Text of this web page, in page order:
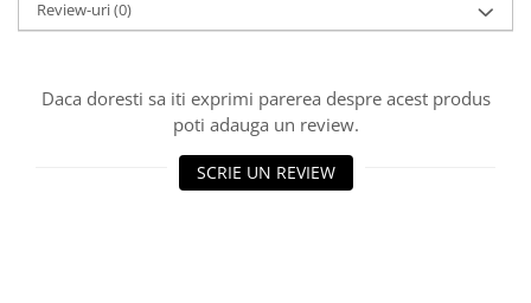
Filtre combustibil
Filtre habitaclu
Filtre hidraulice
Review-uri(0)
Daca doresti sa iti exprimi parerea despre acest produs
poti adauga un review.
SCRIE UN REVIEW